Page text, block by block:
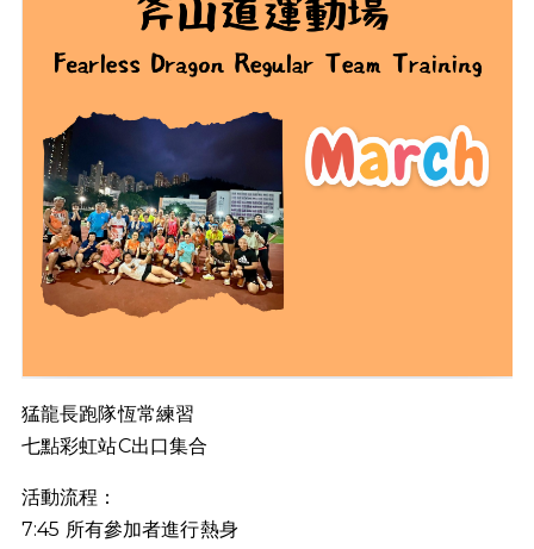
猛龍長跑隊恆常練習
七點彩虹站C出口集合
活動流程：
7:45 所有參加者進行熱身